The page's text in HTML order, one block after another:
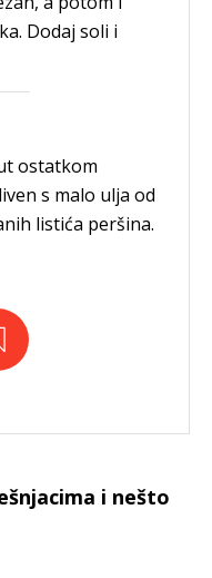
Dodaj soli i
ostatkom
s malo ulja od
listića peršina.
i nešto